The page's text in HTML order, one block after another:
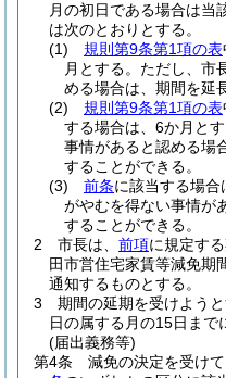
月の初日である場合は当
は次のとおりとする。
(1)
規則第9条第1項の表
月とする。 ただし、市
める場合は、期間を延
(2)
規則第9条第1項の表
する場合は、6か月とす
事情があると認める場
することができる。
(3)
前条に該当する場合
がやむを得ない事情が
することができる。
2
市長は、 前項に規定す
田市営住宅家賃等減免期
通知するものとする。
3
期間の延期を受けよう
日の属する月の15日まで
(届出義務等)
第4条
減免の決定を受け